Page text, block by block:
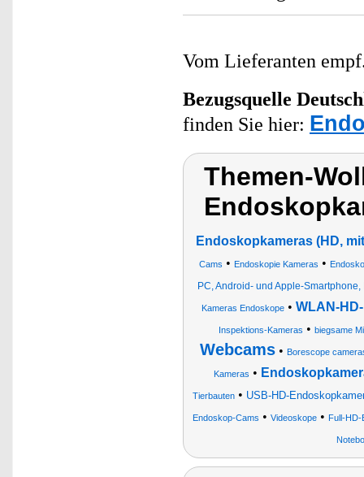
Vom Lieferanten
Bezugsquelle
finden Sie hier:
Themen-
Endoskopkameras (HD,
Cams • Endoskopie Kameras •
PC, Android- und Apple-Smartphone,
Kameras Endoskope• WLAN-
Inspektions-Kameras • biegsame
Webcams• Borescope
Kameras •
Tierbauten • USB-HD-
Endoskop-Cams • Videoskope • Full-HD-